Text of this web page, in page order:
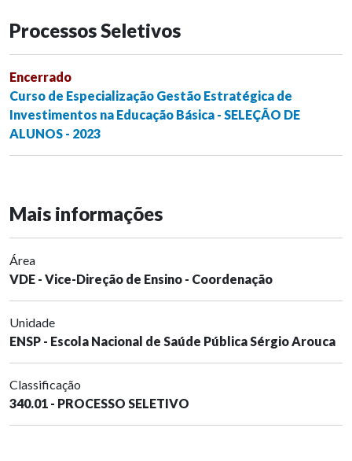
Processos Seletivos
Encerrado
Curso de Especialização Gestão Estratégica de
Investimentos na Educação Básica - SELEÇÃO DE
ALUNOS - 2023
Mais informações
Área
VDE - Vice-Direção de Ensino - Coordenação
Unidade
ENSP - Escola Nacional de Saúde Pública Sérgio Arouca
Classificação
340.01 - PROCESSO SELETIVO